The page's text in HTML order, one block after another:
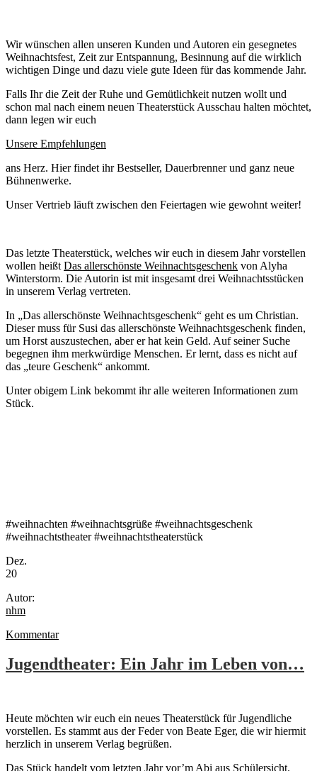
Wir wünschen allen unseren Kunden und Autoren ein gesegnetes
Weihnachtsfest, Zeit zur Entspannung, Besinnung auf die wirklich
wichtigen Dinge und dazu viele gute Ideen für das kommende Jahr.
Falls Ihr die Zeit der Ruhe und Gemütlichkeit nutzen wollt und
schon mal nach einem neuen Theaterstück Ausschau halten möchtet,
dann legen wir euch
Unsere Empfehlungen
ans Herz. Hier findet ihr Bestseller, Dauerbrenner und ganz neue
Bühnenwerke.
Unser Vertrieb läuft zwischen den Feiertagen wie gewohnt weiter!
Das letzte Theaterstück, welches wir euch in diesem Jahr vorstellen
wollen heißt Das allerschönste Weihnachtsgeschenk von Alyha
Winterstorm. Die Autorin ist mit insgesamt drei Weihnachtsstücken
in unserem Verlag vertreten.
In „Das allerschönste Weihnachtsgeschenk“ geht es um Christian.
Dieser muss für Susi das allerschönste Weihnachtsgeschenk finden,
um Horst auszustechen, aber er hat kein Geld. Auf seiner Suche
begegnen ihm merkwürdige Menschen. Er lernt, dass es nicht auf
das „teure Geschenk“ ankommt.
Unter obigem Link bekommt ihr alle weiteren Informationen zum
Stück.
#weihnachten #weihnachtsgrüße #weihnachtsgeschenk
#weihnachtstheater #weihnachtstheaterstück
Dez.
20
Autor:
nhm
Kommentar
Jugendtheater: Ein Jahr im Leben von…
Heute möchten wir euch ein neues Theaterstück für Jugendliche
vorstellen. Es stammt aus der Feder von Beate Eger, die wir hiermit
herzlich in unserem Verlag begrüßen.
Das Stück handelt vom letzten Jahr vor’m Abi aus Schülersicht.